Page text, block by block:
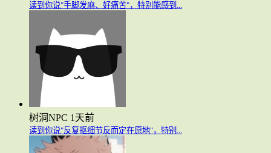
读到你说"手脚发麻、好痛苦"，特别能感到...
树洞NPC 1天前
读到你说"反复抠细节反而定在原地"，特别...